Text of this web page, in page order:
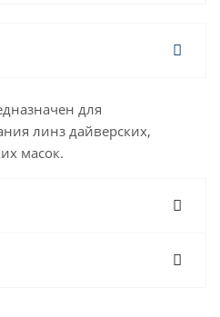
для
линз дайверских,
масок.